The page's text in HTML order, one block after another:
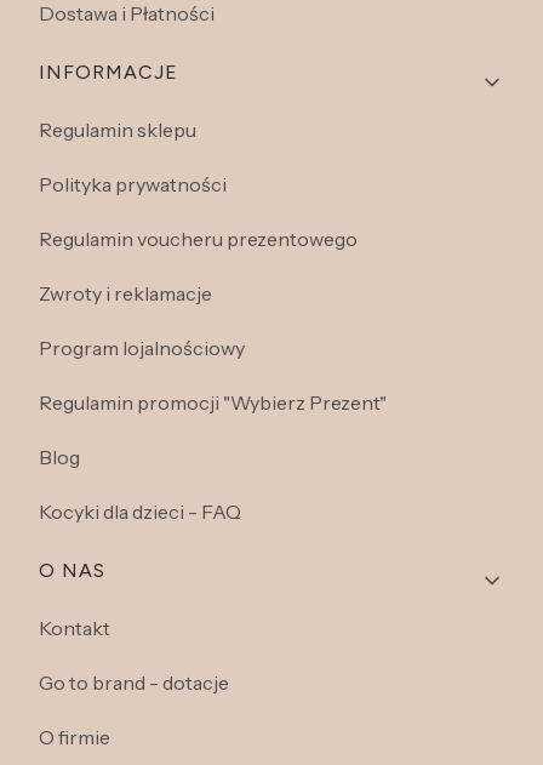
Dostawa i Płatności
INFORMACJE
Regulamin sklepu
Polityka prywatności
Regulamin voucheru prezentowego
Zwroty i reklamacje
Program lojalnościowy
Regulamin promocji "Wybierz Prezent"
Blog
Kocyki dla dzieci - FAQ
O NAS
Kontakt
Go to brand - dotacje
O firmie